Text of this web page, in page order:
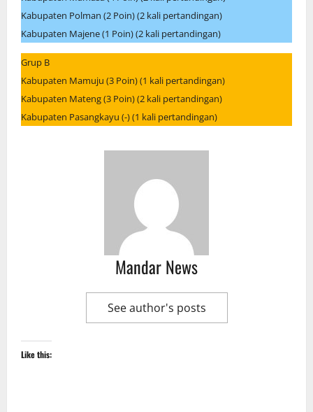
Kabupaten Polman (2 Poin) (2 kali pertandingan)
Kabupaten Majene (1 Poin) (2 kali pertandingan)
Grup B
Kabupaten Mamuju (3 Poin) (1 kali pertandingan)
Kabupaten Mateng (3 Poin) (2 kali pertandingan)
Kabupaten Pasangkayu (-) (1 kali pertandingan)
Mandar News
See author's posts
Like this: